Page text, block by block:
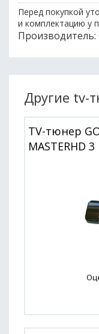
Перед покупкой
и комплектацию у
Производитель:
Другие tv-
TV-тюнер
MASTERHD 3